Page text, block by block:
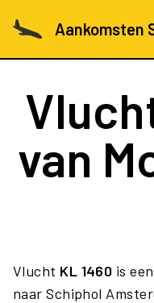
Aankomsten
van
Vlucht KL 1460 is
naar Schiphol